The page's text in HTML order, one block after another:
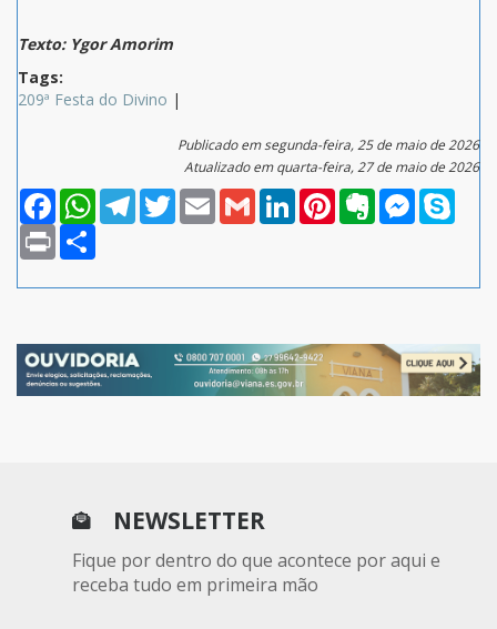
Texto: Ygor Amorim
Tags:
209ª Festa do Divino |
Publicado em segunda-feira, 25 de maio de 2026
Atualizado em quarta-feira, 27 de maio de 2026
FacebookWhatsAppTelegramTwitterEmail Gmail LinkedInPinterestEvernoteMessenger
Print
NEWSLETTER
Fique por dentro do que acontece por aqui e
receba tudo em primeira mão